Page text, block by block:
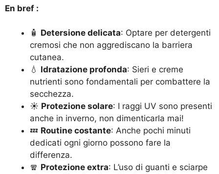
En bref :
🧴 Detersione delicata: Optare per detergenti
cremosi che non aggrediscano la barriera
cutanea.
💧 Idratazione profonda: Sieri e creme
nutrienti sono fondamentali per combattere la
secchezza.
☀️ Protezione solare: I raggi UV sono presenti
anche in inverno, non dimenticarla mai!
💤 Routine costante: Anche pochi minuti
dedicati ogni giorno possono fare la
differenza.
🧣 Protezione extra: L’uso di guanti e sciarpe